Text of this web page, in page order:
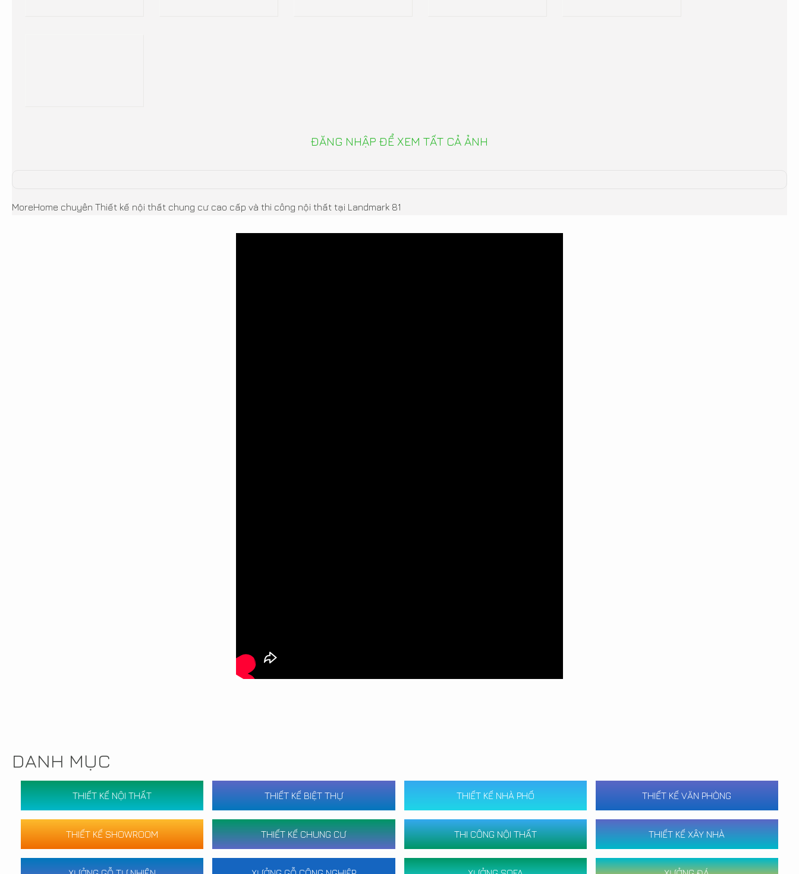
ĐĂNG NHẬP ĐỂ XEM TẤT CẢ ẢNH
MoreHome chuyên Thiết kế nội thất chung cư cao cấp và thi công nội thất tại Landmark 81
DANH MỤC
THIẾT KẾ NỘI THẤT THIẾT KẾ BIỆT THỰ THIẾT KẾ NHÀ PHỐ THIẾT KẾ VĂN PHÒNG
THIẾT KẾ SHOWROOM THIẾT KẾ CHUNG CƯ THI CÔNG NỘI THẤT THIẾT KẾ XÂY NHÀ